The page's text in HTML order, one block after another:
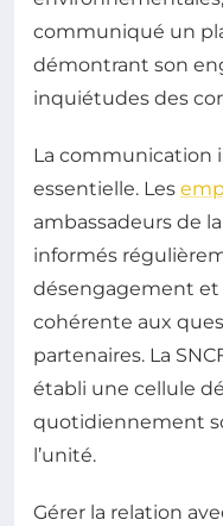
communiqué un
démontrant son
inquiétudes des
La communication
essentielle. Les
ambassadeurs de
informés
désengagement et
cohérente aux
partenaires. La
établi une cellule
quotidiennement
l’unité.
Gérer la relation